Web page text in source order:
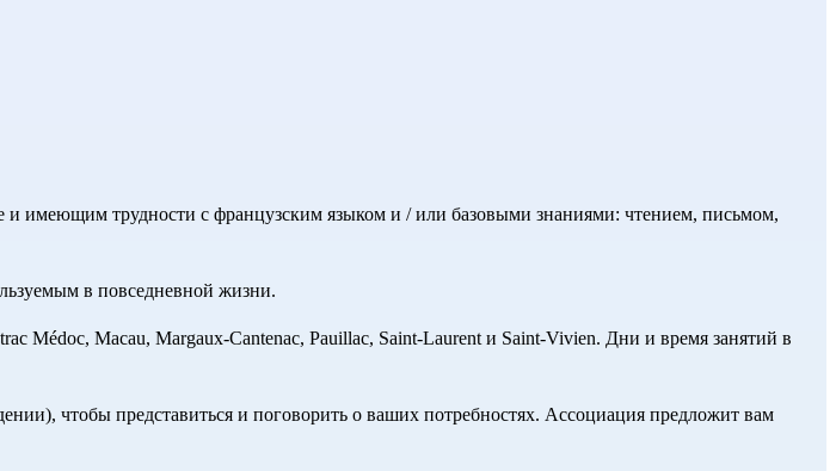
имеющим трудности с французским языком и / или базовыми знаниями: чтением, письмом,
в повседневной жизни.
Médoc, Macau, Margaux-Cantenac, Pauillac, Saint-Laurent и Saint-Vivien. Дни и время занятий в
чтобы представиться и поговорить о ваших потребностях. Ассоциация предложит вам